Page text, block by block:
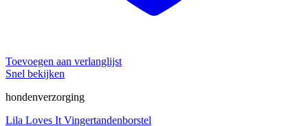
Toevoegen aan verlanglijst
Snel bekijken
hondenverzorging
Lila Loves It Vingertandenborstel